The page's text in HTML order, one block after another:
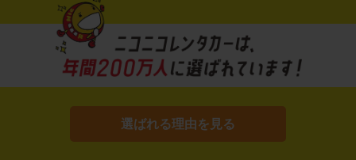
選ばれる理由を見る